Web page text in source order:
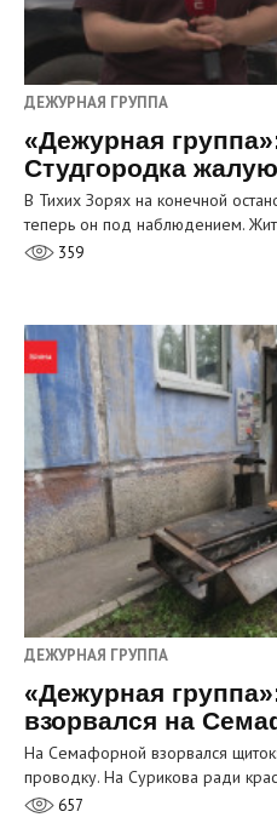
ДЕЖУРНАЯ ГРУППА
«Дежурная
Студгородка
В Тихих Зорях на конечной
теперь он под наблюдением.
359
ДЕЖУРНАЯ ГРУППА
«Дежурная
взорвался на
На Семафорной взорвался
проводку. На Сурикова ради
657